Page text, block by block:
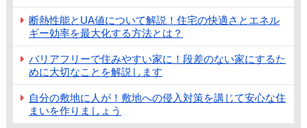
断熱性能とUA値について解説！住宅の快適さとエネル
ギー効率を最大化する方法とは？
バリアフリーで住みやすい家に！段差のない家にするた
めに大切なことを解説します
自分の敷地に人が！敷地への侵入対策を講じて安心な住
まいを作りましょう